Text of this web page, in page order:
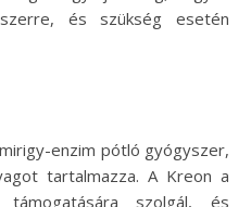
és szükség esetén
enzim pótló gyógyszer,
tartalmazza. A Kreon a
támogatására szolgál, és